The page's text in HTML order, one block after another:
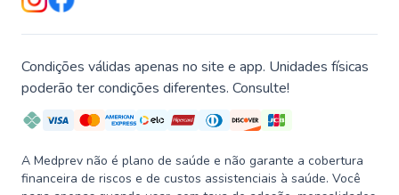
Condições válidas apenas no site e app. Unidades físicas
poderão ter condições diferentes. Consulte!
A Medprev não é plano de saúde e não garante a cobertura
financeira de riscos e de custos assistenciais à saúde. Você